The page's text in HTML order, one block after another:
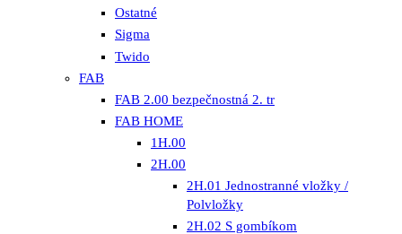
Ostatné
Sigma
Twido
FAB
FAB 2.00 bezpečnostná 2. tr
FAB HOME
1H.00
2H.00
2H.01 Jednostranné vložky /
Polvložky
2H.02 S gombíkom